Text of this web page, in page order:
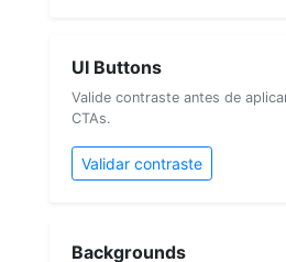
UI Buttons
Valide contraste antes de
CTAs.
Validar contraste
Backgrounds